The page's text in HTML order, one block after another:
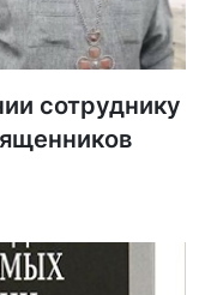
сотруднику